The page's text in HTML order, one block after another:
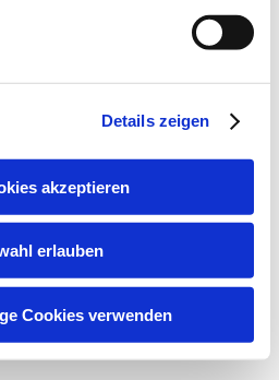
Details zeigen
akzeptieren
erlauben
Cookies verwenden